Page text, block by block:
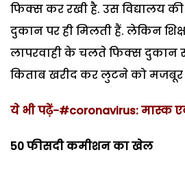
फिक्स कर रखी है. उस विद्यालय
दुकान पर ही मिलती हैं. लेकिन
लापरवाही के चलते फिक्स दुकान
किताब खरीद कर लुटने को मजबूर
ये भी पढ़ें-#coronavirus: मास्क
50फीसदी कमीशन का खेल